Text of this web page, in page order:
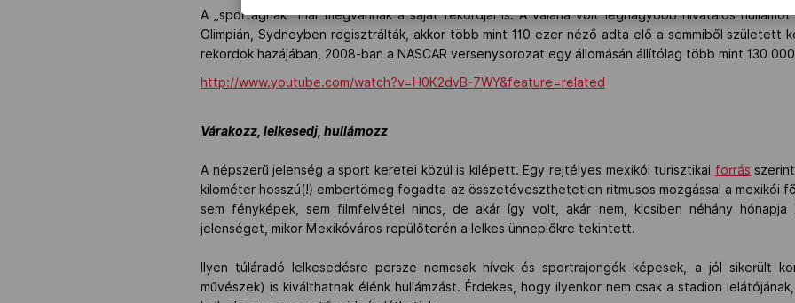
A „sportágnak” már megvannak a saját rekordjai is. A valaha volt legnagyobb hivatalos
Olimpián, Sydneyben regisztrálták, akkor több mint 110 ezer néző adta elő a semmiből született
rekordok hazájában, 2008-ban a NASCAR versenysorozat egy állomásán állítólag több mint 130
http://www.youtube.com/watch?v=H0K2dvB-7WY&feature=related
Várakozz, lelkesedj, hullámozz
A népszerű jelenség a sport keretei közül is kilépett. Egy rejtélyes mexikói turisztikai forrás
kilométer hosszú(!) embertömeg fogadta az összetéveszthetetlen ritmusos mozgással a mexikói
sem fényképek, sem filmfelvétel nincs, de akár így volt, akár nem, kicsiben néhány
jelenséget, mikor Mexikóváros repülőterén a lelkes ünneplőkre tekintett.
Ilyen túláradó lelkesedésre persze nemcsak hívek és sportrajongók képesek, a jól sikerült
művészek) is kiválthatnak élénk hullámzást. Érdekes, hogy ilyenkor nem csak a stadion